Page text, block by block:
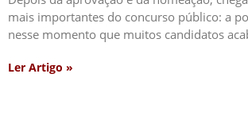
mais importantes do concurso público: a
nesse momento que muitos candidatos
Ler Artigo »